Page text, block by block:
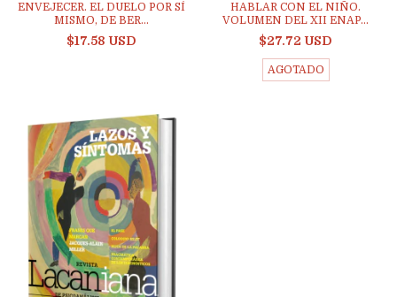
ENVEJECER. EL DUELO POR SÍ
MISMO, DE BER...
$17.58 USD
HABLAR CON EL NIÑO.
VOLUMEN DEL XII ENAP...
$27.72 USD
AGOTADO